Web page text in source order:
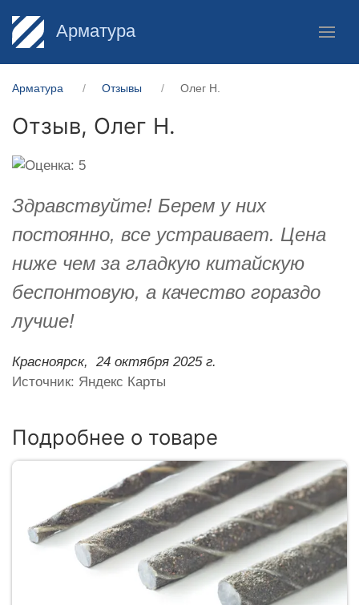
Арматура
Арматура Отзывы Олег Н.
Отзыв, Олег Н.
Здравствуйте! Берем у них
постоянно, все устраивает. Цена
ниже чем за гладкую китайскую
беспонтовую, а качество гораздо
лучше!
Красноярск,
24 октября 2025 г.
Источник: Яндекс Карты
Подробнее о товаре